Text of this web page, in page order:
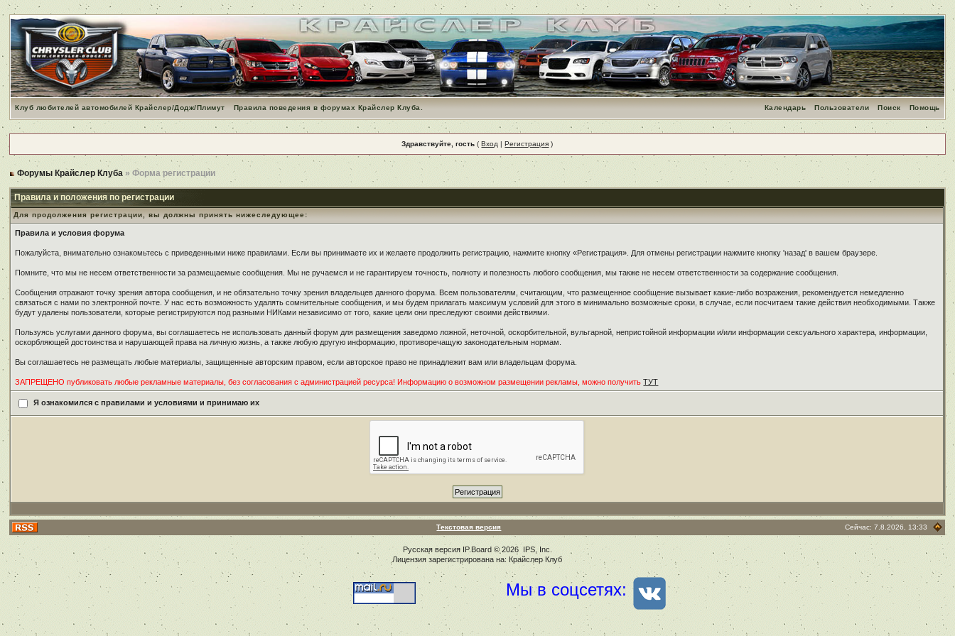
Клуб любителей автомобилей Крайслер/Додж/Плимут Правила поведения в форумах Крайслер Клуба. Помощь
Поиск
Пользователи
Календарь
Здравствуйте, гость (Вход |Регистрация )
Форумы Крайслер Клуба » Форма регистрации
Правила и положения по регистрации
Для продолжения регистрации, вы должны принять нижеследующее:
Правила и условия форума
Пожалуйста, внимательно ознакомьтесь с приведенными ниже правилами. Если вы принимаете их и желаете продолжить регистрацию, нажмите кнопку «Регистрация». Для отмены регистрации нажмите кнопку 'назад' в вашем браузере.
Помните, что мы не несем ответственности за размещаемые сообщения. Мы не ручаемся и не гарантируем точность, полноту и полезность любого сообщения, мы также не несем ответственности за содержание сообщения.
Сообщения отражают точку зрения автора сообщения, и не обязательно точку зрения владельцев данного форума. Всем пользователям, считающим, что размещенное сообщение вызывает какие-либо возражения, рекомендуется немедленно
связаться с нами по электронной почте. У нас есть возможность удалять сомнительные сообщения, и мы будем прилагать максимум условий для этого в минимально возможные сроки, в случае, если посчитаем такие действия необходимыми. Также
будут удалены пользователи, которые регистрируются под разными НИКами независимо от того, какие цели они преследуют своими действиями.
Пользуясь услугами данного форума, вы соглашаетесь не использовать данный форум для размещения заведомо ложной, неточной, оскорбительной, вульгарной, непристойной информации и/или информации сексуального характера, информации,
оскорбляющей достоинства и нарушающей права на личную жизнь, а также любую другую информацию, противоречащую законодательным нормам.
Вы соглашаетесь не размещать любые материалы, защищенные авторским правом, если авторское право не принадлежит вам или владельцам форума.
ЗАПРЕЩЕНО публиковать любые рекламные материалы, без согласования с администрацией ресурса! Информацию о возможном размещении рекламы, можно получитьТУТ
Я ознакомился с правилами и условиями и принимаю их
Текстовая версия Сейчас: 7.8.2026, 13:33
Русская версия IP.Board© 2026 IPS, Inc
Лицензия зарегистрирована на: Крайслер Клуб
Мы в соцсетях: